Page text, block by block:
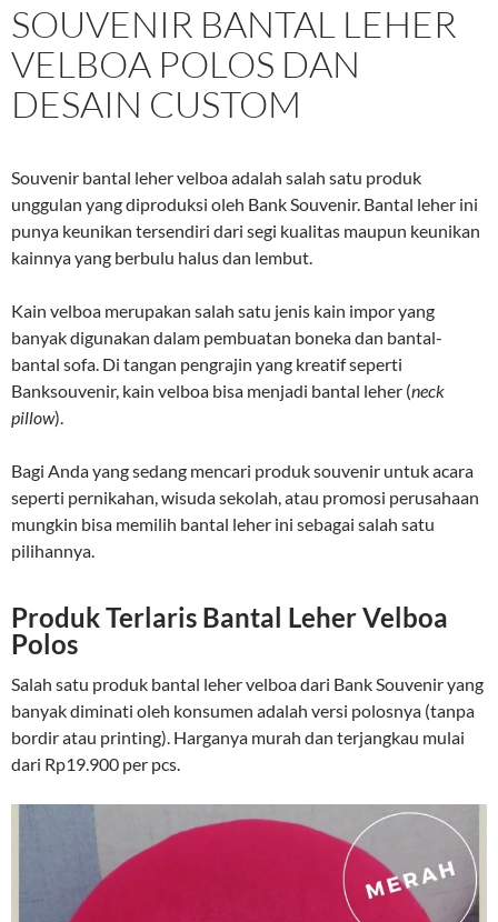
SOUVENIR BANTAL LEHER
VELBOA POLOS DAN
DESAIN CUSTOM
Souvenir bantal leher velboa adalah salah satu produk
unggulan yang diproduksi oleh Bank Souvenir. Bantal leher ini
punya keunikan tersendiri dari segi kualitas maupun keunikan
kainnya yang berbulu halus dan lembut.
Kain velboa merupakan salah satu jenis kain impor yang
banyak digunakan dalam pembuatan boneka dan bantal-
bantal sofa. Di tangan pengrajin yang kreatif seperti
Banksouvenir, kain velboa bisa menjadi bantal leher (neck
pillow).
Bagi Anda yang sedang mencari produk souvenir untuk acara
seperti pernikahan, wisuda sekolah, atau promosi perusahaan
mungkin bisa memilih bantal leher ini sebagai salah satu
pilihannya.
Produk Terlaris Bantal Leher Velboa
Polos
Salah satu produk bantal leher velboa dari Bank Souvenir yang
banyak diminati oleh konsumen adalah versi polosnya (tanpa
bordir atau printing). Harganya murah dan terjangkau mulai
dari Rp19.900 per pcs.